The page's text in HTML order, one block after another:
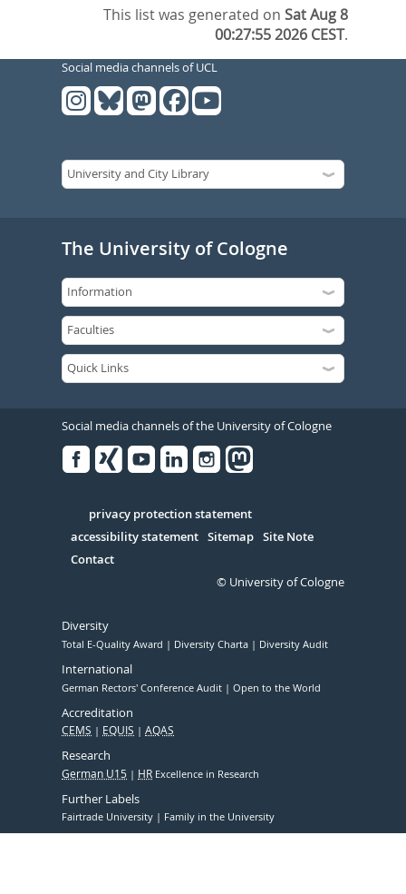
This list was generated onSat Aug 8
00:27:55 2026 CEST.
Social media channels of UCL
The University of Cologne
Social media channels of the University of Cologne
Serivce
privacy protection statement
accessibility statement Sitemap Site Note
Contact
© University of Cologne
Diversity
Total E-Quality Award Diversity Charta Diversity Audit
International
German Rectors' Conference Audit Open to the World
Accreditation
CEMS EQUIS AQAS
Research
German U15 HR Excellence in Research
Further Labels
Fairtrade University Family in the University